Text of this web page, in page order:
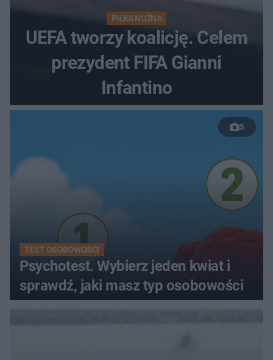
PIŁKA NOŻNA
UEFA tworzy koalicję. Celem
prezydent FIFA Gianni
Infantino
5
TEST OSOBOWOŚCI
Psychotest. Wybierz jeden kwiat i
sprawdź, jaki masz typ osobowości